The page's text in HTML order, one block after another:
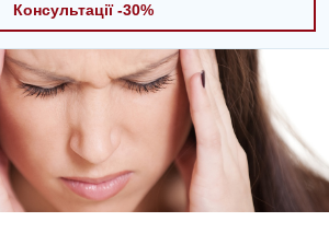
Консультації -30%